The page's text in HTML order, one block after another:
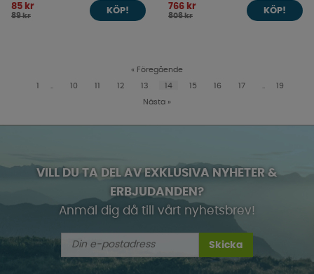
85 kr
89 kr
KÖP! 766 kr
806 kr
KÖP!
« Föregående
1 10 11 12 13 14 15 16 17 19
Nästa »
VILL DU TA DEL AV EXKLUSIVA NYHETER &
ERBJUDANDEN?
Anmäl dig då till vårt nyhetsbrev!
Skicka